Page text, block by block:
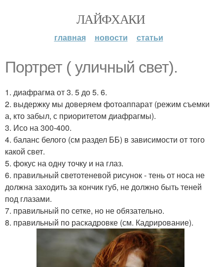
ЛАЙФХАКИ
главная новости статьи
Портрет ( уличный свет).
1. диафрагма от 3. 5 до 5. 6.
2. выдержку мы доверяем фотоаппарат (режим съемки
а, кто забыл, с приоритетом диафрагмы).
3. Исо на 300-400.
4. баланс белого (см раздел ББ) в зависимости от того
какой свет.
5. фокус на одну точку и на глаз.
6. правильный светотеневой рисунок - тень от носа не
должна заходить за кончик губ, не должно быть теней
под глазами.
7. правильный по сетке, но не обязательно.
8. правильный по раскадровке (см. Кадрирование).